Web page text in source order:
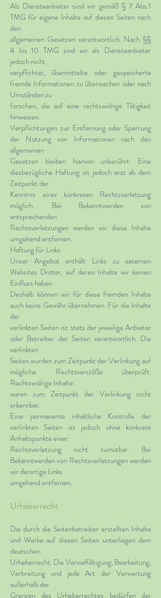
Als Diensteanbieter sind wir gemäß § 7 Abs.1
TMG für eigene Inhalte auf diesen Seiten nach
den
allgemeinen Gesetzen verantwortlich. Nach §§
8 bis 10 TMG sind wir als Diensteanbieter
jedoch nicht
verpflichtet, übermittelte oder gespeicherte
fremde Informationen zu überwachen oder nach
Umständen zu
forschen, die auf eine rechtswidrige Tätigkeit
hinweisen.
Verpflichtungen zur Entfernung oder Sperrung
der Nutzung von Informationen nach den
allgemeinen
Gesetzen bleiben hiervon unberührt. Eine
diesbezügliche Haftung ist jedoch erst ab dem
Zeitpunkt der
Kenntnis einer konkreten Rechtsverletzung
möglich. Bei Bekanntwerden von
entsprechenden
Rechtsverletzungen werden wir diese Inhalte
umgehend entfernen.
Haftung für Links
Unser Angebot enthält Links zu externen
Websites Dritter, auf deren Inhalte wir keinen
Einfluss haben.
Deshalb können wir für diese fremden Inhalte
auch keine Gewähr übernehmen. Für die Inhalte
der
verlinkten Seiten ist stets der jeweilige Anbieter
oder Betreiber der Seiten verantwortlich. Die
verlinkten
Seiten wurden zum Zeitpunkt der Verlinkung auf
mögliche Rechtsverstöße überprüft.
Rechtswidrige Inhalte
waren zum Zeitpunkt der Verlinkung nicht
erkennbar.
Eine permanente inhaltliche Kontrolle der
verlinkten Seiten ist jedoch ohne konkrete
Anhaltspunkte einer
Rechtsverletzung nicht zumutbar. Bei
Bekanntwerden von Rechtsverletzungen werden
wir derartige Links
umgehend entfernen.
Urheberrecht
Die durch die Seitenbetreiber erstellten Inhalte
und Werke auf diesen Seiten unterliegen dem
deutschen
Urheberrecht. Die Vervielfältigung, Bearbeitung,
Verbreitung und jede Art der Verwertung
außerhalb der
Grenzen des Urheberrechtes bedürfen der